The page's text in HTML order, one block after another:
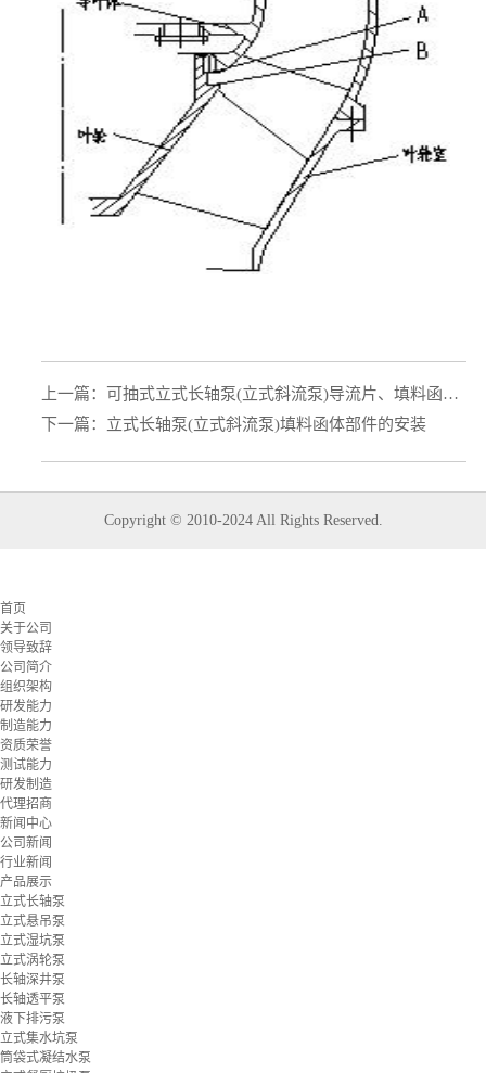
上一篇：
可抽式立式长轴泵(立式斜流泵)导流片、填料函部件的安装
下一篇： 立式长轴泵(立式斜流泵)填料函体部件的安装
Copyright © 2010-2024 All Rights Reserved.
首页
关于公司
领导致辞
公司简介
组织架构
研发能力
制造能力
资质荣誉
测试能力
研发制造
代理招商
新闻中心
公司新闻
行业新闻
产品展示
立式长轴泵
立式悬吊泵
立式湿坑泵
立式涡轮泵
长轴深井泵
长轴透平泵
液下排污泵
立式集水坑泵
筒袋式凝结水泵